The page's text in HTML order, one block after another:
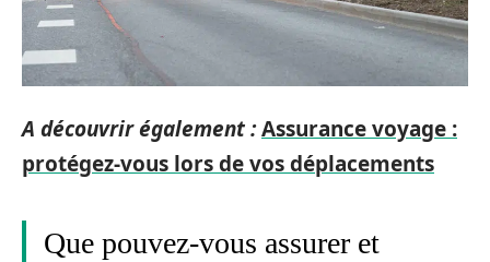
A découvrir également :Assurance voyage :
protégez-vous lors de vos déplacements
Que pouvez-vous assurer et